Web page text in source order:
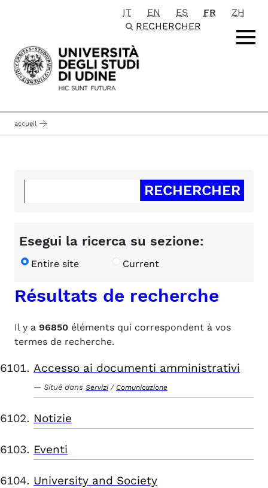
Passa al contenuto principale
IT EN ES FR
ZH
RECHERCHER
accueil
Esegui la ricerca su sezione:
Entire site Current
Résultats de recherche
Il y a 96850 éléments qui correspondent à vos
termes de recherche.
Accesso ai documenti amministrativi
Situé dans Servizi / Comunicazione
Notizie
Eventi
University and Society